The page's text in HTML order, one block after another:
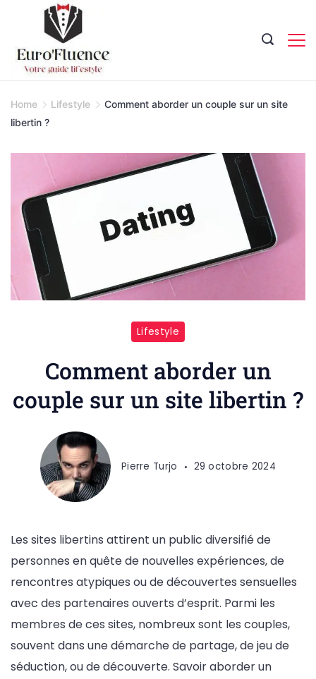
content
Home Lifestyle
Comment aborder un couple sur un site
libertin ?
Lifestyle
Comment aborder un
couple sur un site libertin ?
Pierre Turjo 29 octobre 2024
Les sites libertins attirent un public diversifié de
personnes en quête de nouvelles expériences, de
rencontres atypiques ou de découvertes sensuelles
avec des partenaires ouverts d’esprit. Parmi les
membres de ces sites, nombreux sont les couples,
souvent dans une démarche de partage, de jeu de
séduction, ou de découverte. Savoir aborder un